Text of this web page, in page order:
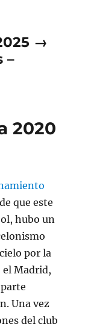
→
–
2020
que este
hubo un
por la
Madrid,
Una vez
del club